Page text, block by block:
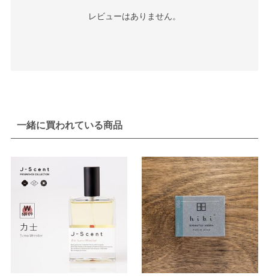
レビューはありません。
一緒に買われている商品